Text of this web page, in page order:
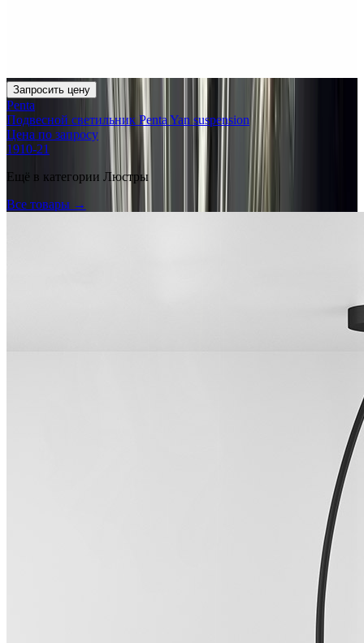
Запросить цену
Penta
Подвесной светильник Penta Yan suspension
Цена по запросу
1910-21
Ещё в категории Люстры
Все товары →